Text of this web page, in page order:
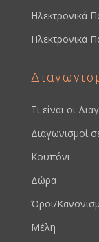
Ηλεκτρονικά
Ηλεκτρονικά
Τι είναι οι
Διαγωνισμοί
Κουπόνι
Δώρα
Όροι/
Μέλη